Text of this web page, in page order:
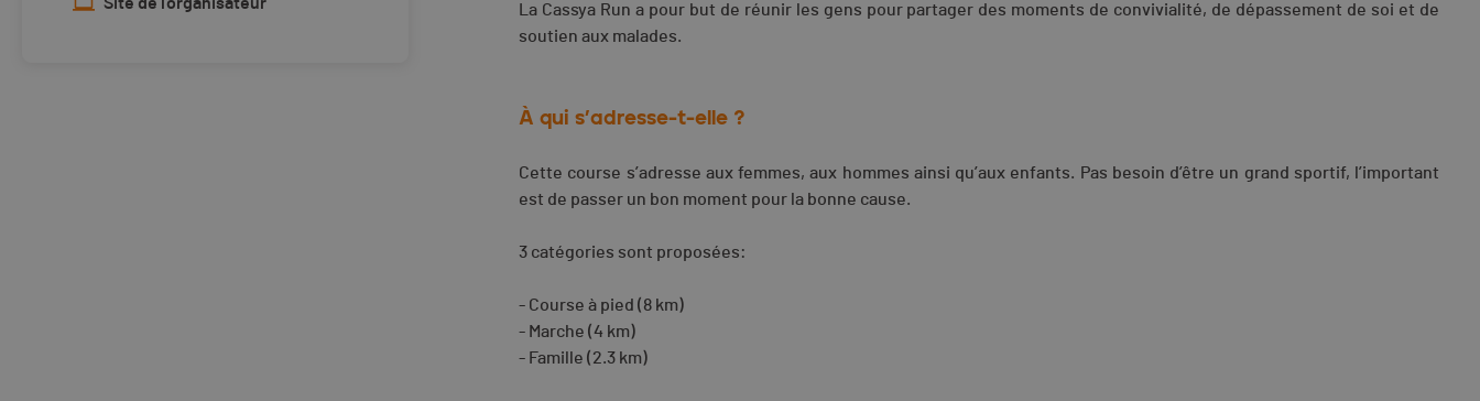
Site de l'organisateur
La Cassya Run a pour but de réunir les gens pour partager des moments de convivialité, de dépassement de soi et de
soutien aux malades.
À qui s’adresse-t-elle ?
Cette course s’adresse aux femmes, aux hommes ainsi qu’aux enfants. Pas besoin d’être un grand sportif, l’important
est de passer un bon moment pour la bonne cause.
3 catégories sont proposées:
- Course à pied (8 km)
- Marche (4 km)
- Famille (2.3 km)